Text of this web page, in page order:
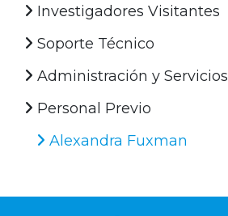
Investigadores Visitantes
Soporte Técnico
Administración y Servicios
Personal Previo
Alexandra Fuxman